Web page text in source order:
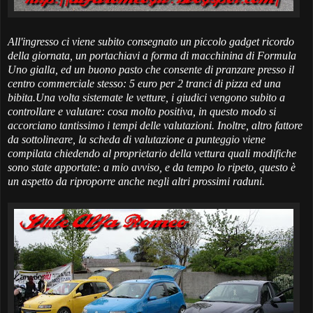
All'ingresso ci viene subito consegnato un piccolo gadget ricordo
della giornata, un portachiavi a forma di macchinina di Formula
Uno gialla, ed un buono pasto che consente di pranzare presso il
centro commerciale stesso: 5 euro per 2 tranci di pizza ed una
bibita.Una volta sistemate le vetture, i giudici vengono subito a
controllare e valutare: cosa molto positiva, in questo modo si
accorciano tantissimo i tempi delle valutazioni. Inoltre, altro fattore
da sottolineare, la scheda di valutazione a punteggio viene
compilata chiedendo al proprietario della vettura quali modifiche
sono state apportate: a mio avviso, e da tempo lo ripeto, questo è
un aspetto da riproporre anche negli altri prossimi raduni.